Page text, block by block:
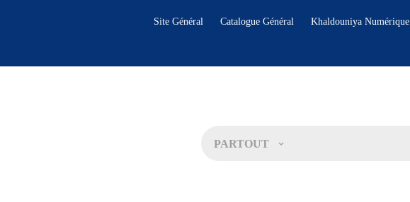
Site Général Catalogue Général Khaldouniya Numérique
PARTOUT